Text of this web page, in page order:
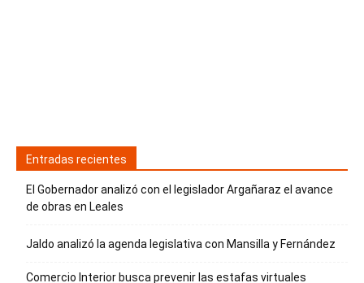
Entradas recientes
El Gobernador analizó con el legislador Argañaraz el avance
de obras en Leales
Jaldo analizó la agenda legislativa con Mansilla y Fernández
Comercio Interior busca prevenir las estafas virtuales